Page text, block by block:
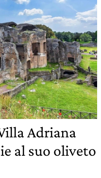
Adriana
al suo oliveto